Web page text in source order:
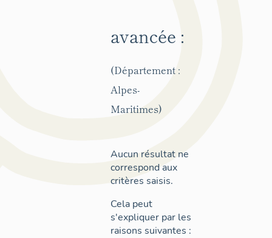
avancée :
(Département :
Alpes-
Maritimes)
Aucun résultat ne
correspond aux
critères saisis.
Cela peut
s'expliquer par les
raisons suivantes :